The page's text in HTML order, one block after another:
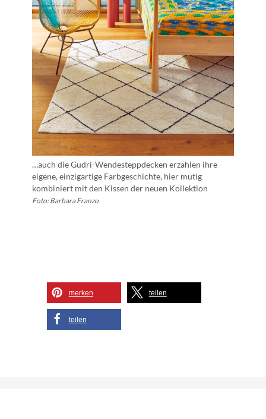
…auch die Gudri-Wendesteppdecken erzählen ihre
eigene, einzigartige Farbgeschichte, hier mutig
kombiniert mit den Kissen der neuen Kollektion
Foto: Barbara Franzo
merken teilen
teilen